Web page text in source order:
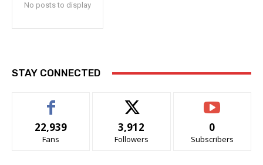
No posts to display
STAY CONNECTED
22,939
Fans
3,912
Followers
0
Subscribers